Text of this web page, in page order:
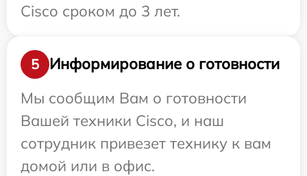
Cisco сроком до 3 лет.
5
Информирование о готовности
Мы сообщим Вам о готовности
Вашей техники Cisco, и наш
сотрудник привезет технику к вам
домой или в офис.